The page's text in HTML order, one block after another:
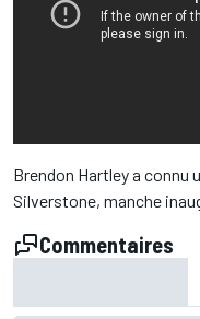
Brendon Hartley a connu
Silverstone, manche
Commentaires